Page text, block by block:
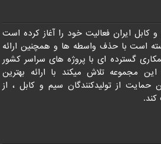
و کابل ایران فعالیت خود را آغاز کرده است
توانسته است با حذف واسطه ها و همچنین ارائه
گسترده ای با پروژه های سراسر کشور
مجموعه تلاش میکند با ارائه بهترین
از تولیدکنندگان سیم و کابل ، از